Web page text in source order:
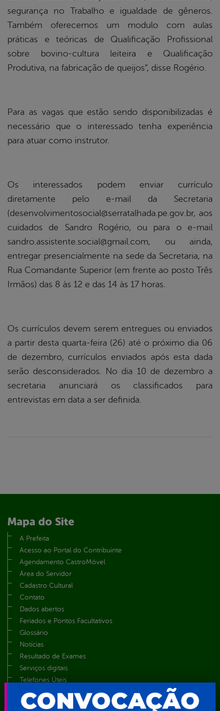
segurança no Trabalho e igualdade de gêneros.
Também oferecemos um modulo com aulas
práticas e teóricas de Qualificação Profissional
sobre bovino-cultura leiteira e Qualificação
Produtiva, na fabricação de queijos”, disse Rogério.
Para as vagas que estão sendo disponibilizadas é
necessário que o interessado tenha experiência
para atuar como instrutor.
Os interessados podem enviar currículo
diretamente pelo e-mail da Secretaria
(desenvolvimentosocial@serratalhada.pe.gov.br, aos
cuidados de Sandro Rogério, ou para o e-mail
sandro.assistente.social@gmail.com, ou ainda,
entregar presencialmente na sede da Secretaria, na
Rua Comandante Superior (em frente ao posto Três
Irmãos) das 8 às 12 e das 14 às 17 horas.
Os currículos devem serem entregues ou enviados
a partir desta quarta-feira (26) até o próximo dia 06
de dezembro, currículos enviados após esta dada
serão desconsiderados. No dia 10 de dezembro a
secretaria anunciará os classificados para
entrevistas em data a ser definida.
Mapa do Site
A Prefeita
Acesso ao Portal do Contribuinte
Agendamento CastroMóvel
Área do Servidor
Cadastro Cultural
Contato
Dados abertos
Feriados e Pontos Facultativos
Glossário
Notícias
Resultado de Exames
Serviços digitais
Telefones Úteis
TV Web
Vice-Prefeito